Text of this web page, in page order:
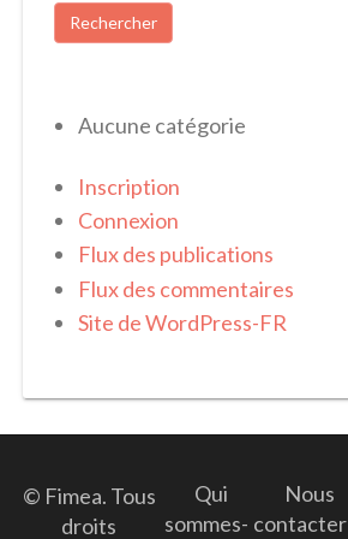
Aucune catégorie
Inscription
Connexion
Flux des publications
Flux des commentaires
Site de WordPress-FR
© Fimea. Tous
droits
Qui
sommes-
Nous
contacter